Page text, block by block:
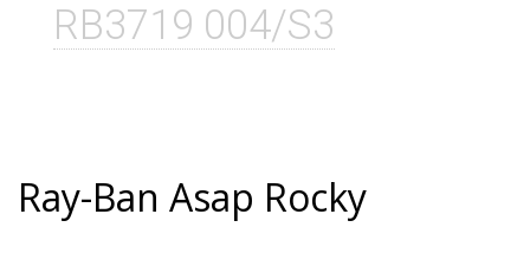
RB3719 004/S3
Ray-Ban Asap Rocky